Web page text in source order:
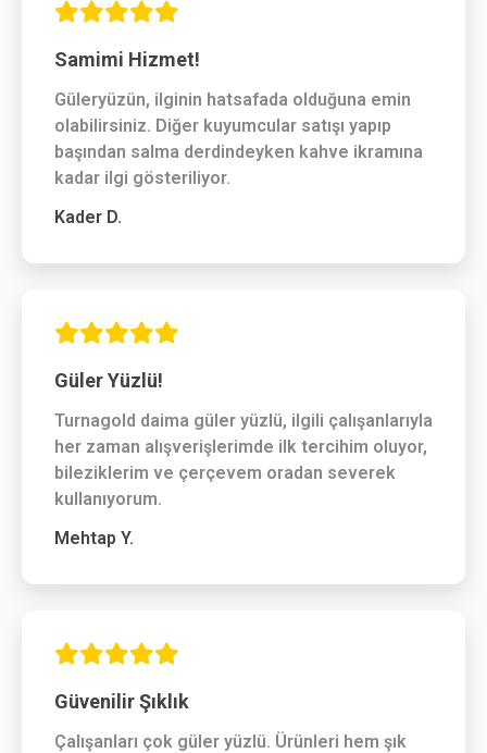
Samimi Hizmet!
Güleryüzün, ilginin hatsafada olduğuna emin
olabilirsiniz. Diğer kuyumcular satışı yapıp
başından salma derdindeyken kahve ikramına
kadar ilgi gösteriliyor.
Kader D.
Güler Yüzlü!
Turnagold daima güler yüzlü, ilgili çalışanlarıyla
her zaman alışverişlerimde ilk tercihim oluyor,
bileziklerim ve çerçevem oradan severek
kullanıyorum.
Mehtap Y.
Güvenilir Şıklık
Çalışanları çok güler yüzlü. Ürünleri hem şık